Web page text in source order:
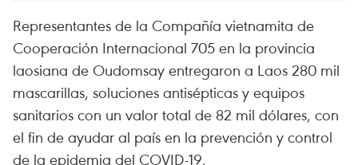
Representantes de la Compañía vietnamita de
Cooperación Internacional 705 en la provincia
laosiana de Oudomsay entregaron a Laos 280 mil
mascarillas, soluciones antisépticas y equipos
sanitarios con un valor total de 82 mil dólares, con
el fin de ayudar al país en la prevención y control
de la epidemia del COVID-19.